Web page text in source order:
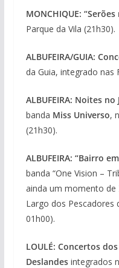
MONCHIQUE:
Parque da Vila (21h30).
ALBUFEIRA/GUIA:
da Guia, integrado nas
ALBUFEIRA: Noites no
banda Miss Universo,
(21h30).
ALBUFEIRA: “Bairro
banda “One Vision –
ainda um momento
Largo dos Pescadores
01h00).
LOULÉ: Concertos
Deslandesintegrados